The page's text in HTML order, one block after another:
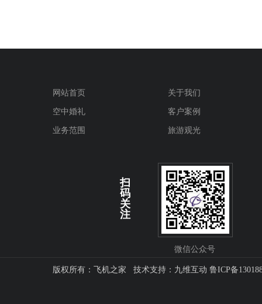
网站首页
关于我们
空中婚礼
客户案例
业务范围
旅游观光
扫
码
关
注
微信公众号
版权所有：飞机之家 技术支持： 九维互动 鲁ICP备